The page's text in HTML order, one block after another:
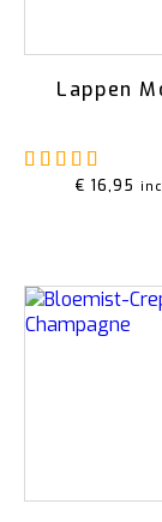
Lappen
€ 16,95